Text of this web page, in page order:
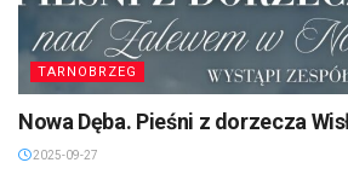
TARNOBRZEG
Nowa Dęba. Pieśni z dorzecza
2025-09-27